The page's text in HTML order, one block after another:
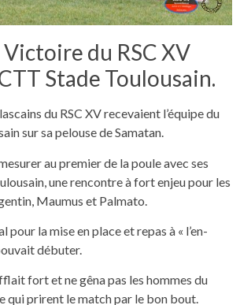
Victoire du RSC XV
Stade Toulousain.
du RSC XV recevaient l’équipe du
sur sa pelouse de Samatan.
au premier de la poule avec ses
une rencontre à fort enjeu pour les
Maumus et Palmato.
pour la mise en place et repas à « l’en-
débuter.
fort et ne gêna pas les hommes du
qui prirent le match par le bon bout.